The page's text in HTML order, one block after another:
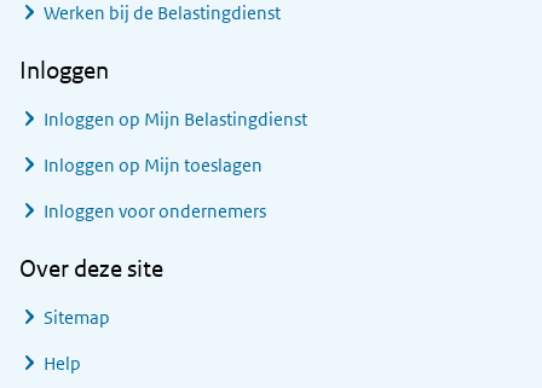
Werken bij de Belastingdienst
Inloggen
Inloggen op Mijn Belastingdienst
Inloggen op Mijn toeslagen
Inloggen voor ondernemers
Over deze site
Sitemap
Help